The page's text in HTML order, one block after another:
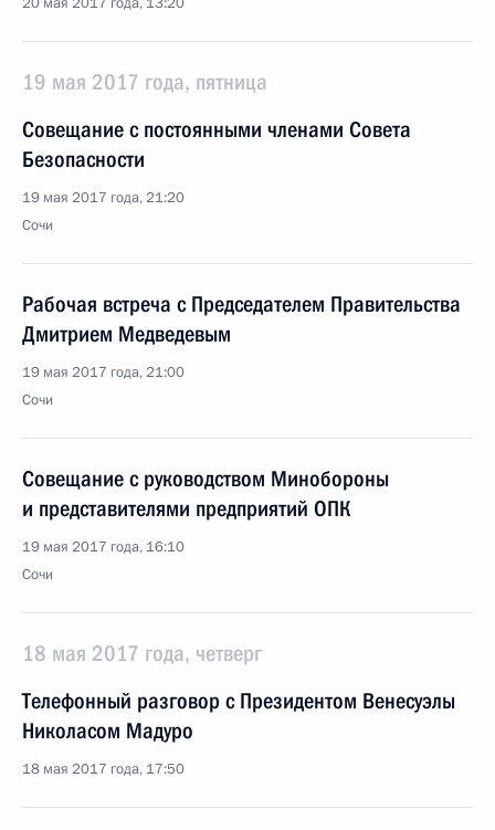
19 мая 2017 года, пятница
Совещание с постоянными членами Совета
Безопасности
19 мая 2017 года, 21:20
Сочи
Рабочая встреча с Председателем Правительства
Дмитрием Медведевым
19 мая 2017 года, 21:00
Сочи
Совещание с руководством Минобороны
и представителями предприятий ОПК
19 мая 2017 года, 16:10
Сочи
18 мая 2017 года, четверг
Телефонный разговор с Президентом Венесуэлы
Николасом Мадуро
18 мая 2017 года, 17:50